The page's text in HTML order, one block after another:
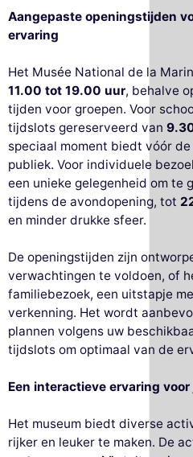
Aangepaste openingstijden
ervaring
Het Musée National de la
11.00 tot 19.00 uur, behalve
tijden voor groepen. Voor
tijdslots gereserveerd van
speciaal moment biedt vóór
publiek. Voor individuele
een unieke gelegenheid om te
tijdens de avondopening, tot
en minder drukke sfeer.
De openingstijden zijn
verwachtingen te voldoen, of
familiebezoek, een uitstapje
verkenning. Het wordt
plannen volgens uw
tijdslots om optimaal van de
Een interactieve ervaring
Het museum biedt diverse
rijker en leuker te maken. De